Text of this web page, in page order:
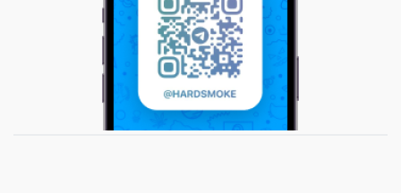
магазині ви можете підібрати всі супутні товари:
– найважливіший елемент, що відповідає за
рівномірний прогрів та смак тютюну. Ми пропонуємо
чаші з глини, силікону та кераміки високої якості.
– пристрій для регулювання жару вугілля та
рівномірного розподілу температури. Ідеальне рішення,
якщо хочете отримати густий, ароматний дим та
продовжити час куріння.
та шланги для кальяну – у нас ви знайдете